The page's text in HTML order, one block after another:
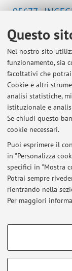
Questo
Nel nostro sito
funzionamento, sia
facoltativi che
Cookie e altri
analisi statistiche,
istituzionale e
Se chiudi questo
cookie necessari.
Puoi esprimere il
in "Personalizza
specifici in "Mostra
Potrai sempre
rientrando nella
Per maggiori
COOKIE DI
95677 -
Campus:
Corso:
Periodo delle
dicembre 2026
Orario delle
Al
Area riservata
Accedi tramitelogin